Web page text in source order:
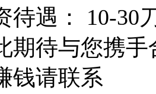
待遇： 10-30
期待与您携
钱请联系